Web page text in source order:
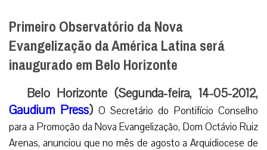
Primeiro Observatório da Nova
Evangelização da América Latina será
inaugurado em Belo Horizonte
Belo Horizonte (Segunda-feira, 14-05-2012,
Gaudium Press) O Secretário do Pontifício Conselho
para a Promoção da Nova Evangelização, Dom Octávio Ruiz
Arenas, anunciou que no mês de agosto a Arquidiocese de